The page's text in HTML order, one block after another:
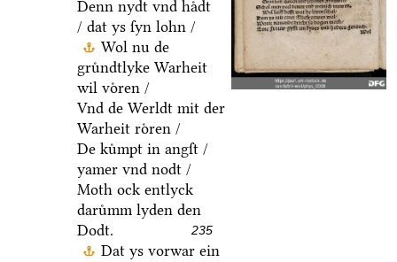
Denn nydt vnd haͤdt
/ dat ys ſyn lohn /
Wol nu de
gruͤndtlyke Warheit
wil voͤren /
Vnd de Werldt mit der
Warheit roͤren /
De kuͤmpt in angſt /
yamer vnd nodt /
Moth ock entlyck
daruͤmm lyden den
Dodt.
235
Dat ys vorwar ein